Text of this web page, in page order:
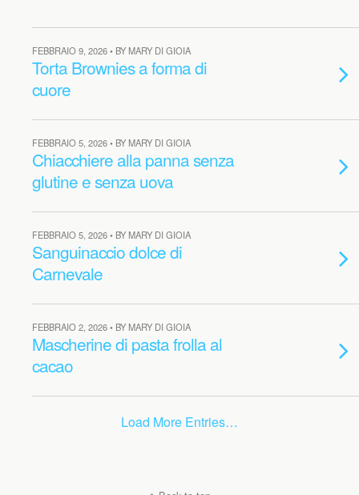
FEBBRAIO 9, 2026 • BY MARY DI GIOIA
Torta Brownies a forma di
cuore
FEBBRAIO 5, 2026 • BY MARY DI GIOIA
Chiacchiere alla panna senza
glutine e senza uova
FEBBRAIO 5, 2026 • BY MARY DI GIOIA
Sanguinaccio dolce di
Carnevale
FEBBRAIO 2, 2026 • BY MARY DI GIOIA
Mascherine di pasta frolla al
cacao
Load More Entries…